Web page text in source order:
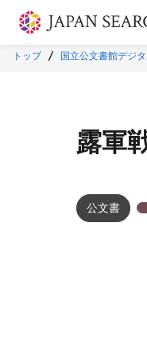
本文に飛ぶ
トップ 国立公文書館デジ
露軍
公文書